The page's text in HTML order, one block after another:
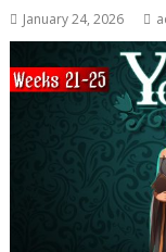
January 24, 2026